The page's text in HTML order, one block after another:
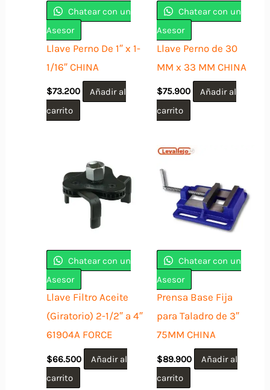
Chatear con un
Asesor
Llave Perno De 1″ x 1-
1/16″ CHINA
$73.200
Añadir al
carrito
Chatear con un
Asesor
Llave Perno de 30
MM x 33 MM CHINA
$75.900
Añadir al
carrito
Chatear con un
Asesor
Llave Filtro Aceite
(Giratorio) 2-1/2″ a 4″
61904A FORCE
$66.500
Añadir al
carrito
Chatear con un
Asesor
Prensa Base Fija
para Taladro de 3″
75MM CHINA
$89.900
Añadir al
carrito